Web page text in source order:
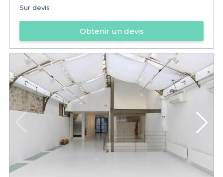
Sur devis
Obtenir un devis